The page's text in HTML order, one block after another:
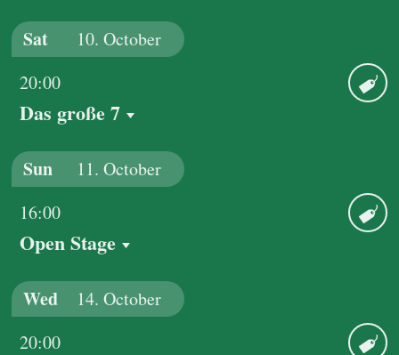
Sat 10. October
20:00
Das große 7
Sun 11. October
16:00
Open Stage
Wed 14. October
20:00